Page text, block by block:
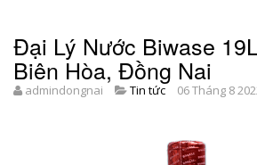
Đại Lý Nước Biwase
Biên Hòa, Đồng Nai
admindongnai Tin tức 06 Tháng 8